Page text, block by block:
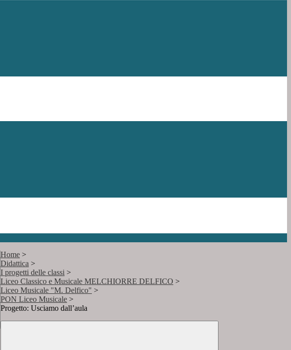
Home >
Didattica >
I progetti delle classi >
Liceo Classico e Musicale MELCHIORRE DELFICO >
Liceo Musicale "M. Delfico" >
PON Liceo Musicale >
Progetto: Usciamo dall’aula